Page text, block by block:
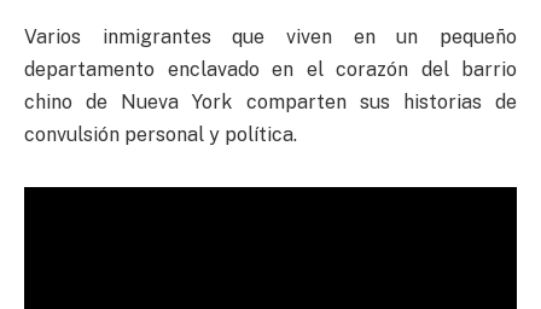
Varios inmigrantes que viven en un pequeño
departamento enclavado en el corazón del barrio
chino de Nueva York comparten sus historias de
convulsión personal y política.